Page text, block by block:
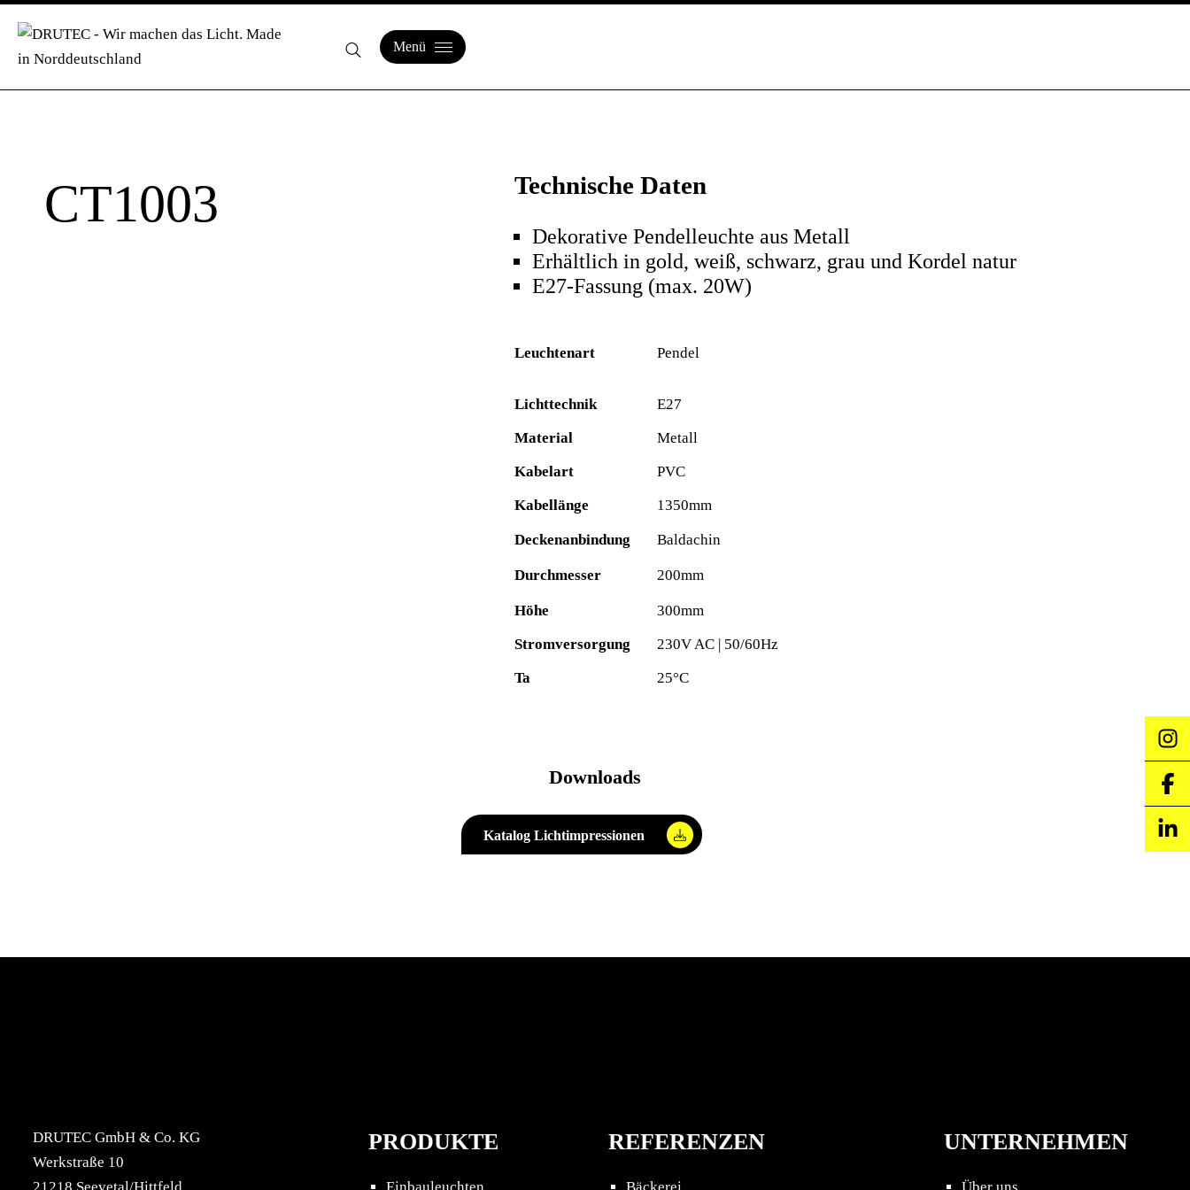
Menü
CT1003 Technische Daten
Dekorative Pendelleuchte aus Metall
Erhältlich in gold, weiß, schwarz, grau und Kordel natur
E27-Fassung (max. 20W)
Leuchtenart Pendel
Lichttechnik
E27
Material
Metall
Kabelart
PVC
Kabellänge
1350mm
Deckenanbindung Baldachin
Durchmesser 200mm
Höhe
300mm
Stromversorgung
230V AC | 50/60Hz
Ta
25°C
Downloads
Katalog Lichtimpressionen
DRUTEC GmbH & Co. KG
Werkstraße 10
PRODUKTE REFERENZEN UNTERNEHMEN